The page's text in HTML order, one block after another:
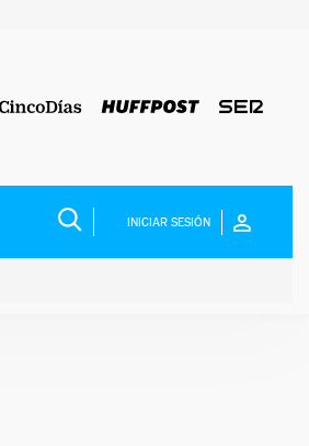
INICIAR SESIÓN